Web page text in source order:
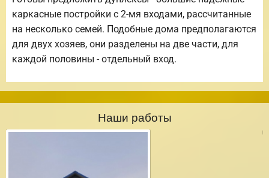
каркасные постройки с 2-мя входами, рассчитанные
на несколько семей. Подобные дома предполагаются
для двух хозяев, они разделены на две части, для
каждой половины - отдельный вход.
Наши работы